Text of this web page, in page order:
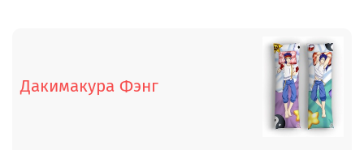
Дакимакура Фэнг